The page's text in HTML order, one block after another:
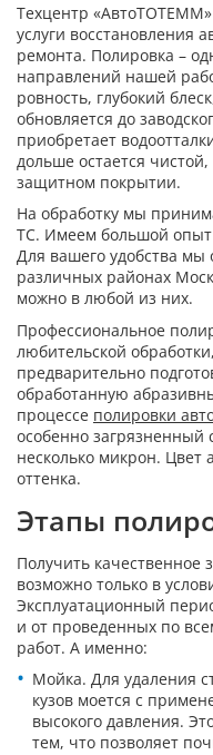
Техцентр «АвтоТОТЕММ»
услуги восстановления
ремонта. Полировка –
направлений нашей
ровность, глубокий
обновляется до
приобретает
дольше остается
защитном покрытии.
На обработку мы
ТС. Имеем большой опыт
Для вашего удобства
различных районах
можно в любой из них.
Профессиональное
любительской
предварительно
обработанную
процессе полировки
особенно
несколько микрон. Цвет
оттенка.
Этапы
Получить
возможно только в
Эксплуатационный
и от проведенных по
работ. А именно:
Мойка. Для удаления
кузов моется с
высокого давления.
тем, что позволяет